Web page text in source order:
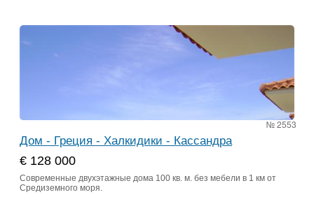
№ 2553
Дом - Греция - Халкидики - Кассандра
€ 128 000
Современные двухэтажные дома 100 кв. м. без мебели в 1 км от
Средиземного моря.